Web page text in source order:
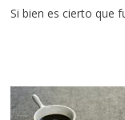
Si bien es cierto que